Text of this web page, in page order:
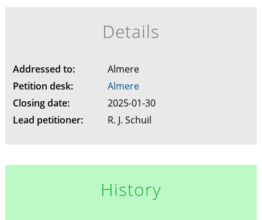
Details
Addressed to:
Almere
Petition desk:
Almere
Closing date:
2025-01-30
Lead petitioner:
R. J. Schuil
History